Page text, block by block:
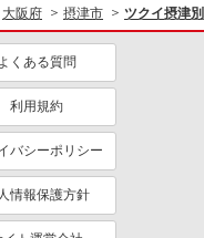
（40代～）活躍中
支給
育休取得実績あり
大阪府 摂津市 ツクイ摂津
くある質問
利用規約
バシーポリシー
情報保護方針